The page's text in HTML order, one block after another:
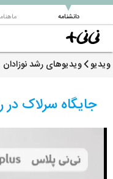
دانشنامه
▼
ویدیو ویدیوهای رشد نوزادان
جایگاه سرلاک